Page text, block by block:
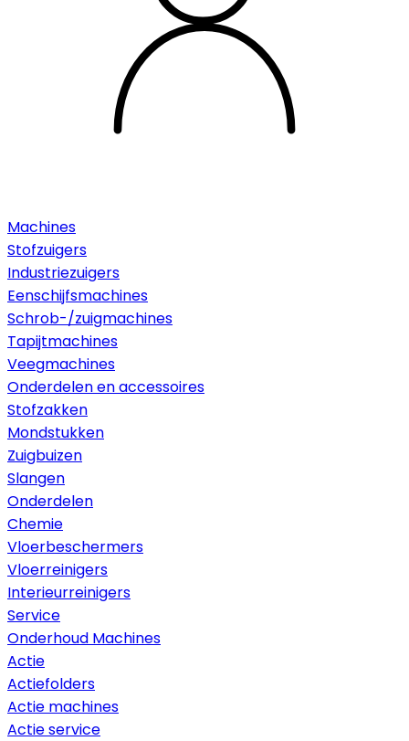
Machines
Stofzuigers
Industriezuigers
Eenschijfsmachines
Schrob-/zuigmachines
Tapijtmachines
Veegmachines
Onderdelen en accessoires
Stofzakken
Mondstukken
Zuigbuizen
Slangen
Onderdelen
Chemie
Vloerbeschermers
Vloerreinigers
Interieurreinigers
Service
Onderhoud Machines
Actie
Actiefolders
Actie machines
Actie service